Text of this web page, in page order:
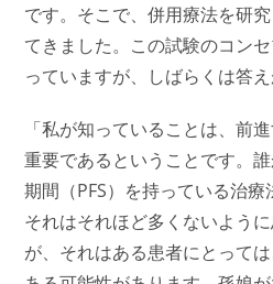
です。そこで、併用療法を研
てきました。この試験のコン
っていますが、しばらくは答え
「私が知っていることは、前
重要であるということです。
期間（PFS）を持っている治療
それはそれほど多くないよう
が、それはある患者にとって